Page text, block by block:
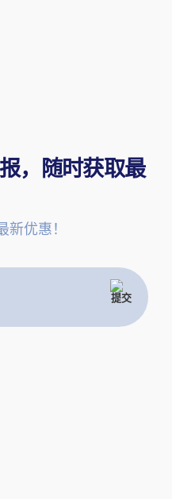
，随时获取最
优惠！